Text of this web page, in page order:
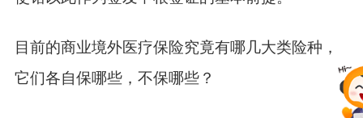
目前的商业境外医疗保险究竟有哪几大类险种，
它们各自保哪些，不保哪些？